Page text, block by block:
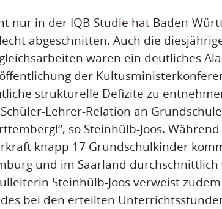
nur in der IQB-Studie hat Baden-
abgeschnitten. Auch die
waren ein deutliches
der
strukturelle Defizite zu
Lehrer-Relation an
so Steinhülb-Joos.
knapp 17 Grundschulkinder
und im Saarland
Steinhülb-Joos verweist
bei den erteilten